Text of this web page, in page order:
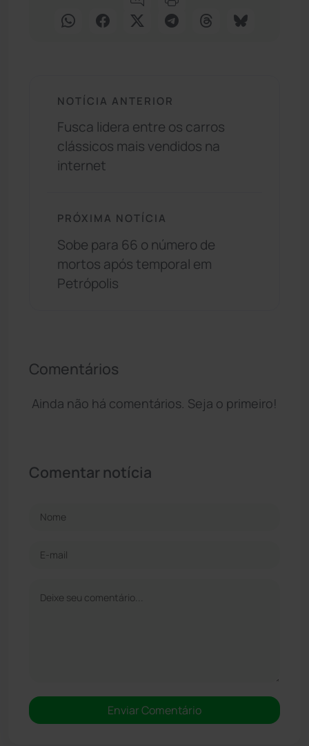
NOTÍCIA ANTERIOR
Fusca lidera entre os carros
clássicos mais vendidos na
internet
PRÓXIMA NOTÍCIA
Sobe para 66 o número de
mortos após temporal em
Petrópolis
Comentários
Ainda não há comentários. Seja o primeiro!
Comentar notícia